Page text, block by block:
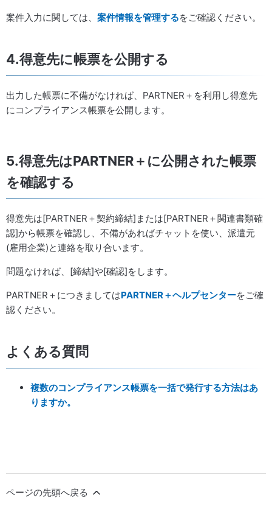
案件入力に関しては、 案件情報を管理するをご確認ください。
4.得意先に帳票を公開する
出力した帳票に不備がなければ、PARTNER＋を利用し得意先
にコンプライアンス帳票を公開します。
5.得意先はPARTNER＋に公開された帳票
を確認する
得意先は[PARTNER＋契約締結]または[PARTNER＋関連書類確
認]から帳票を確認し、不備があればチャットを使い、派遣元
(雇用企業)と連絡を取り合います。
問題なければ、[締結]や[確認]をします。
PARTNER＋につきましてはPARTNER＋ヘルプセンターをご確
認ください。
よくある質問
複数のコンプライアンス帳票を一括で発行する方法はあ
りますか。
ページの先頭へ戻る